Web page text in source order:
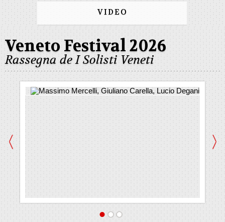
VIDEO
Veneto Festival 2026
Rassegna de I Solisti Veneti